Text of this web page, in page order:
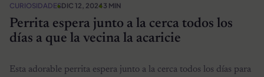
CURIOSIDADESDIC 12, 20243 MIN
Perrita espera junto a la cerca todos los
días a que la vecina la acaricie
Esta adorable perrita espera junto a la cerca todos los días para